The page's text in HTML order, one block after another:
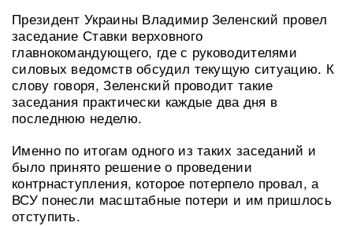
Президент Украины Владимир Зеленский провел
заседание Ставки верховного
главнокомандующего, где с руководителями
силовых ведомств обсудил текущую ситуацию. К
слову говоря, Зеленский проводит такие
заседания практически каждые два дня в
последнюю неделю.
Именно по итогам одного из таких заседаний и
было принято решение о проведении
контрнаступления, которое потерпело провал, а
ВСУ понесли масштабные потери и им пришлось
отступить.